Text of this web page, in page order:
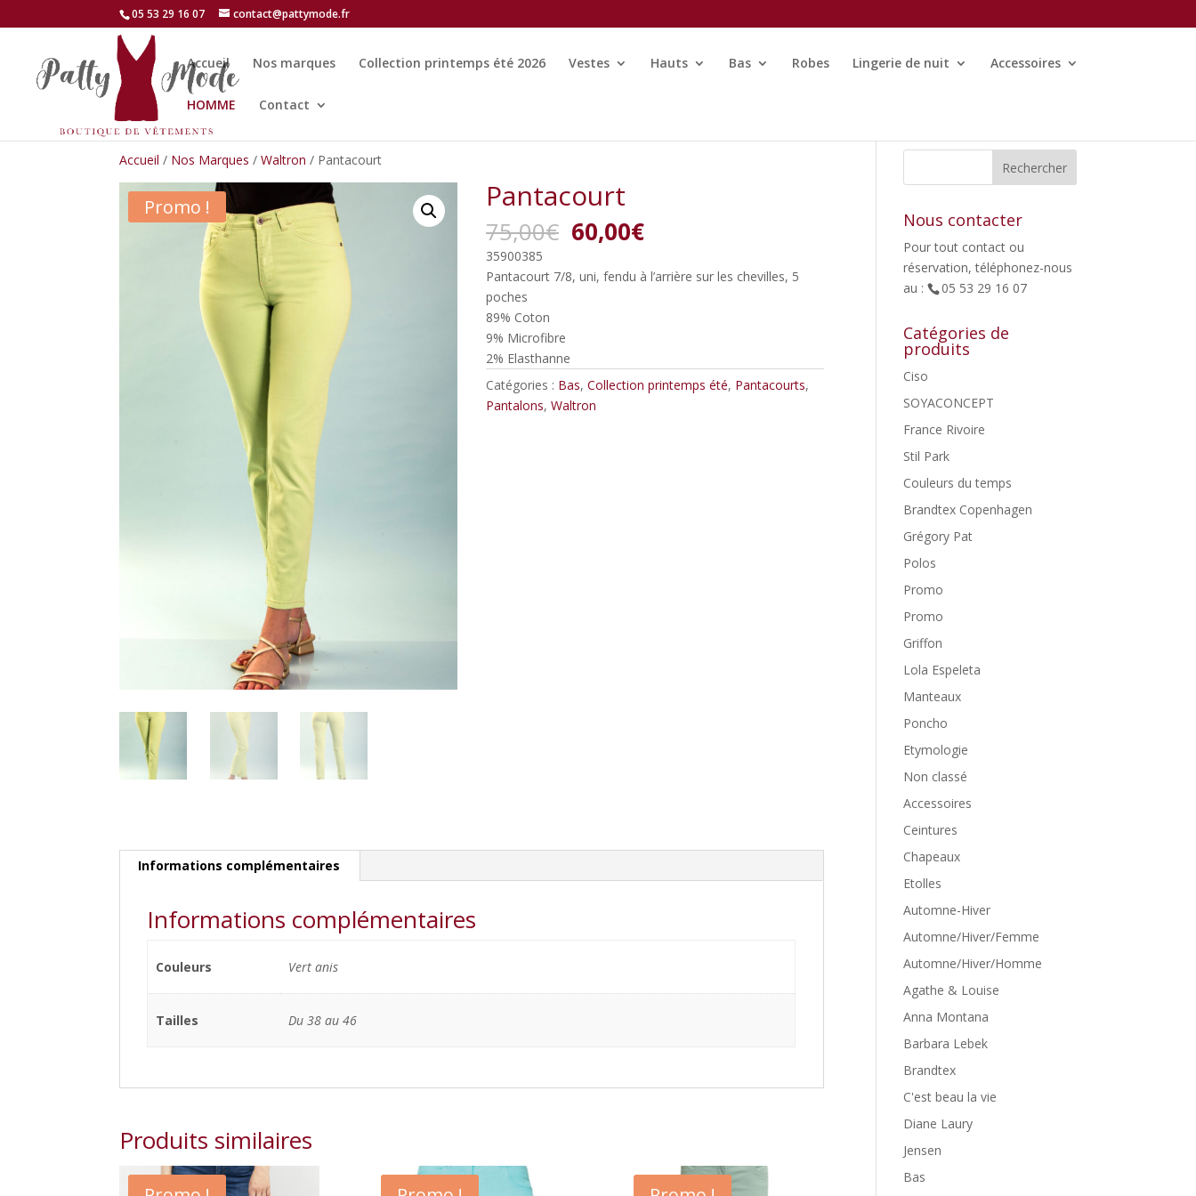
05 53 29 16 07 contact@pattymode.fr
Accueil Nos marques Collection printemps été 2026 Vestes Hauts Bas Robes Lingerie de nuit Accessoires
HOMME Contact
Accueil / Nos Marques /Waltron / Pantacourt
Promo ! Pantacourt
75,00€ Le
prix
initial
était :
60,00€Le
actuel
est :
35900385
Pantacourt 7/8, uni, fendu à l’arrière sur les chevilles, 5
poches
89% Coton
9% Microfibre
2% Elasthanne
Catégories : Bas,Collection printemps été, Pantacourts,
Pantalons,Waltron
Informations complémentaires
Informations complémentaires
Couleurs Vert anis
Tailles Du 38 au 46
Produits similaires
Nous contacter
Pour tout contact ou
réservation, téléphonez-nous
au :
05 53 29 16 07
Catégories de
produits
Ciso
SOYACONCEPT
France Rivoire
Stil Park
Couleurs du temps
Brandtex Copenhagen
Grégory Pat
Polos
Promo
Promo
Griffon
Lola Espeleta
Manteaux
Poncho
Etymologie
Non classé
Accessoires
Ceintures
Chapeaux
Etolles
Automne-Hiver
Automne/Hiver/Femme
Automne/Hiver/Homme
Agathe & Louise
Anna Montana
Barbara Lebek
Brandtex
C'est beau la vie
Diane Laury
Jensen
Bas